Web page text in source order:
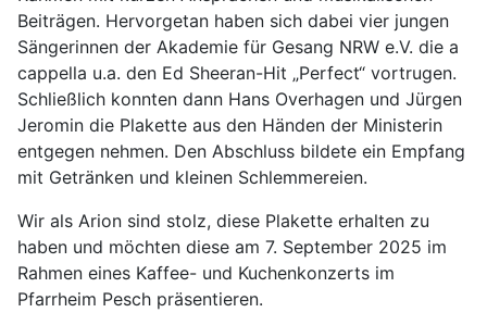
Beiträgen. Hervorgetan haben sich dabei vier jungen
Sängerinnen der Akademie für Gesang NRW e.V. die a
cappella u.a. den Ed Sheeran-Hit „Perfect“ vortrugen.
Schließlich konnten dann Hans Overhagen und Jürgen
Jeromin die Plakette aus den Händen der Ministerin
entgegen nehmen. Den Abschluss bildete ein Empfang
mit Getränken und kleinen Schlemmereien.
Wir als Arion sind stolz, diese Plakette erhalten zu
haben und möchten diese am 7. September 2025 im
Rahmen eines Kaffee- und Kuchenkonzerts im
Pfarrheim Pesch präsentieren.